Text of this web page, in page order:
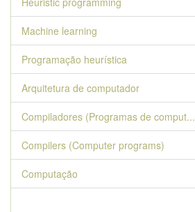
Machine learning
Programação heurística
Arquitetura de computador
Compiladores (Programas de comput...
Compilers (Computer programs)
Computação